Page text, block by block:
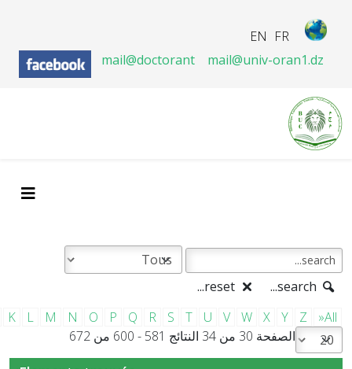
FR
EN
mail@doctorant
mail@univ-oran1.dz
K
L M N O P Q R S T U V W X Y Z
»All
الصفحة 30 من 34 النتائج 581 - 600 من 672